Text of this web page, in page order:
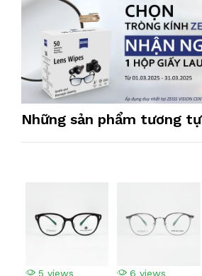
Những sản phẩm tương tự
5 views
6 views